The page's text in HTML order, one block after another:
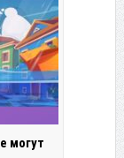
могут